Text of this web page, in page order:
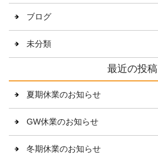
ブログ
未分類
最近の投稿
夏期休業のお知らせ
GW休業のお知らせ
冬期休業のお知らせ